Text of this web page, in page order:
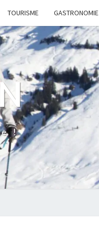
TOURISME GASTRONOMIE
!